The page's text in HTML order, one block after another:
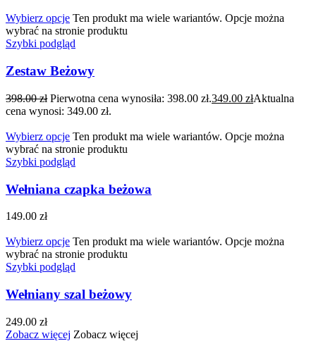
Wybierz opcje Ten produkt ma wiele wariantów. Opcje można
wybrać na stronie produktu
Szybki podgląd
Zestaw Beżowy
398.00zł Pierwotna cena wynosiła: 398.00 zł.349.00 złAktualna
cena wynosi: 349.00 zł.
Wybierz opcje Ten produkt ma wiele wariantów. Opcje można
wybrać na stronie produktu
Szybki podgląd
Wełniana czapka beżowa
149.00 zł
Wybierz opcje Ten produkt ma wiele wariantów. Opcje można
wybrać na stronie produktu
Szybki podgląd
Wełniany szal beżowy
249.00 zł
Zobacz więcej Zobacz więcej